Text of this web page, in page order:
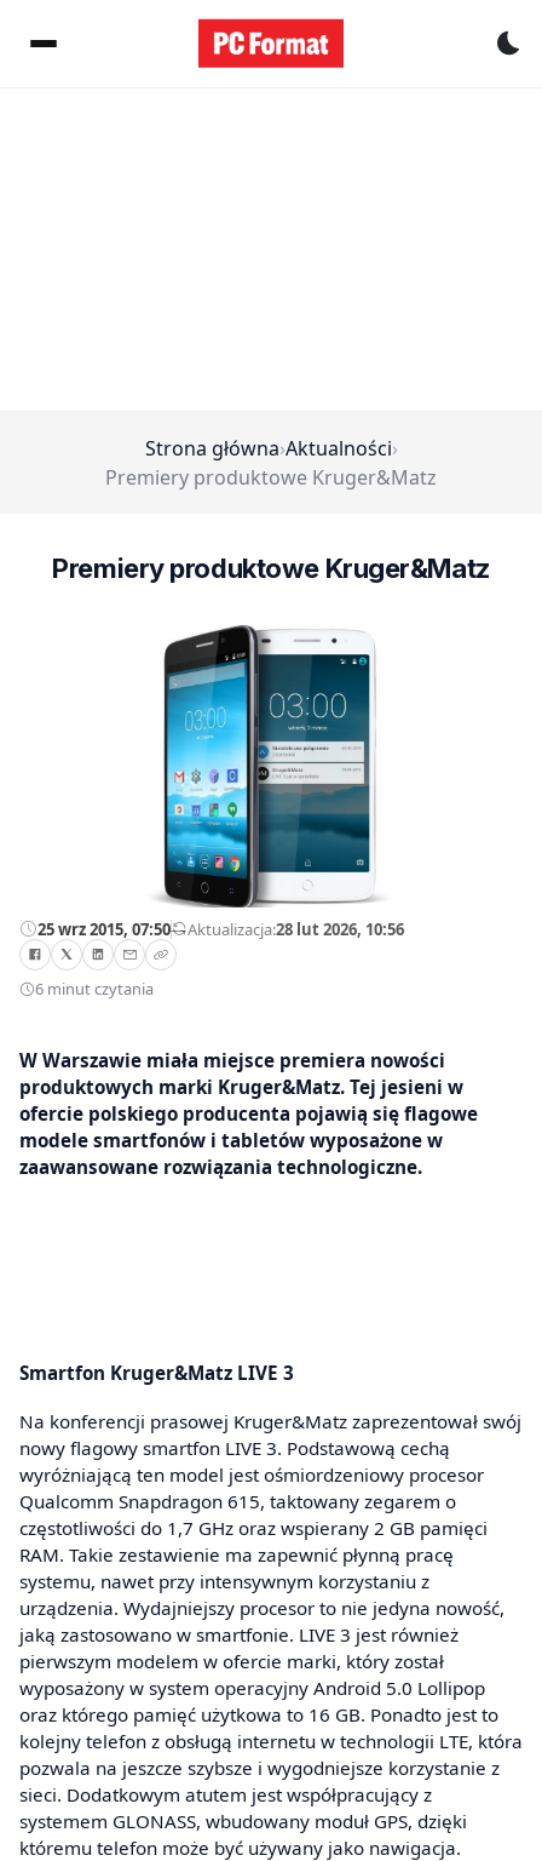
Strona główna›Aktualności›
Premiery produktowe Kruger&Matz
Premiery produktowe Kruger&Matz
25 wrz 2015, 07:50—Aktualizacja:28 lut 2026, 10:56
6 minut czytania
W Warszawie miała miejsce premiera nowości
produktowych marki Kruger&Matz. Tej jesieni w
ofercie polskiego producenta pojawią się flagowe
modele smartfonów i tabletów wyposażone w
zaawansowane rozwiązania technologiczne.
Smartfon Kruger&Matz LIVE 3
Na konferencji prasowej Kruger&Matz zaprezentował swój
nowy flagowy smartfon LIVE 3. Podstawową cechą
wyróżniającą ten model jest ośmiordzeniowy procesor
Qualcomm Snapdragon 615, taktowany zegarem o
częstotliwości do 1,7 GHz oraz wspierany 2 GB pamięci
RAM. Takie zestawienie ma zapewnić płynną pracę
systemu, nawet przy intensywnym korzystaniu z
urządzenia. Wydajniejszy procesor to nie jedyna nowość,
jaką zastosowano w smartfonie. LIVE 3 jest również
pierwszym modelem w ofercie marki, który został
wyposażony w system operacyjny Android 5.0 Lollipop
oraz którego pamięć użytkowa to 16 GB. Ponadto jest to
kolejny telefon z obsługą internetu w technologii LTE, która
pozwala na jeszcze szybsze i wygodniejsze korzystanie z
sieci. Dodatkowym atutem jest współpracujący z
systemem GLONASS, wbudowany moduł GPS, dzięki
któremu telefon może być używany jako nawigacja.